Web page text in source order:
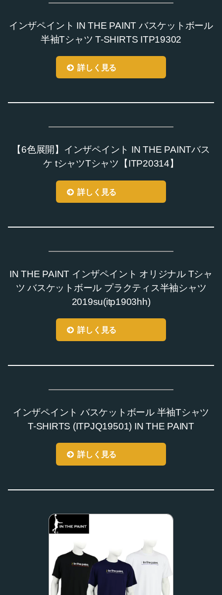
インザペイント IN THE PAINT バスケットボール
半袖Tシャツ T-SHIRTS ITP19302
詳しく見る
【6色展開】インザペイント IN THE PAINTバス
ケ tシャツTシャツ【ITP20314】
詳しく見る
IN THE PAINT インザペイント オリジナル Tシャ
ツ バスケットボール プラクティス半袖シャツ
2019su(itp1903hh)
詳しく見る
インザペイント バスケットボール 半袖Tシャツ
T-SHIRTS (ITPJQ19501) IN THE PAINT
詳しく見る